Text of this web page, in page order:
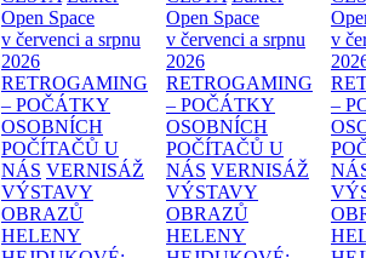
Open Space
v červenci a srpnu
2026
RETROGAMING
– POČÁTKY
OSOBNÍCH
POČÍTAČŮ U
NÁS VERNISÁŽ
VÝSTAVY
OBRAZŮ
HELENY
Open Space
v červenci a srpnu
2026
RETROGAMING
– POČÁTKY
OSOBNÍCH
POČÍTAČŮ U
NÁS VERNISÁŽ
VÝSTAVY
OBRAZŮ
HELENY
v
–